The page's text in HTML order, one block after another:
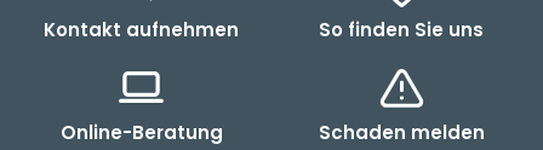
Kontakt aufnehmen So finden Sie uns
Online-Beratung Schaden melden